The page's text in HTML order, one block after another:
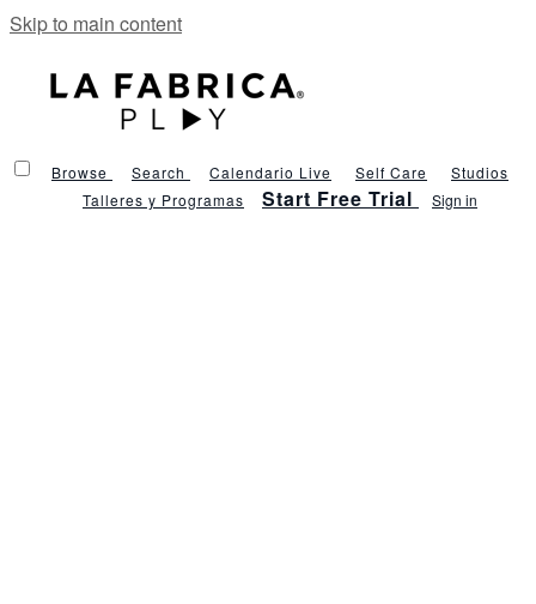
Skip to main content
Browse Search Calendario Live Self Care
Studios
Talleres y Programas
Start Free Trial Sign in